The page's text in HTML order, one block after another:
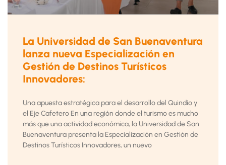
La Universidad de San Buenaventura
lanza nueva Especialización en
Gestión de Destinos Turísticos
Innovadores:
Una apuesta estratégica para el desarrollo del Quindío y
el Eje Cafetero En una región donde el turismo es mucho
más que una actividad económica, la Universidad de San
Buenaventura presenta la Especialización en Gestión de
Destinos Turísticos Innovadores, un nuevo